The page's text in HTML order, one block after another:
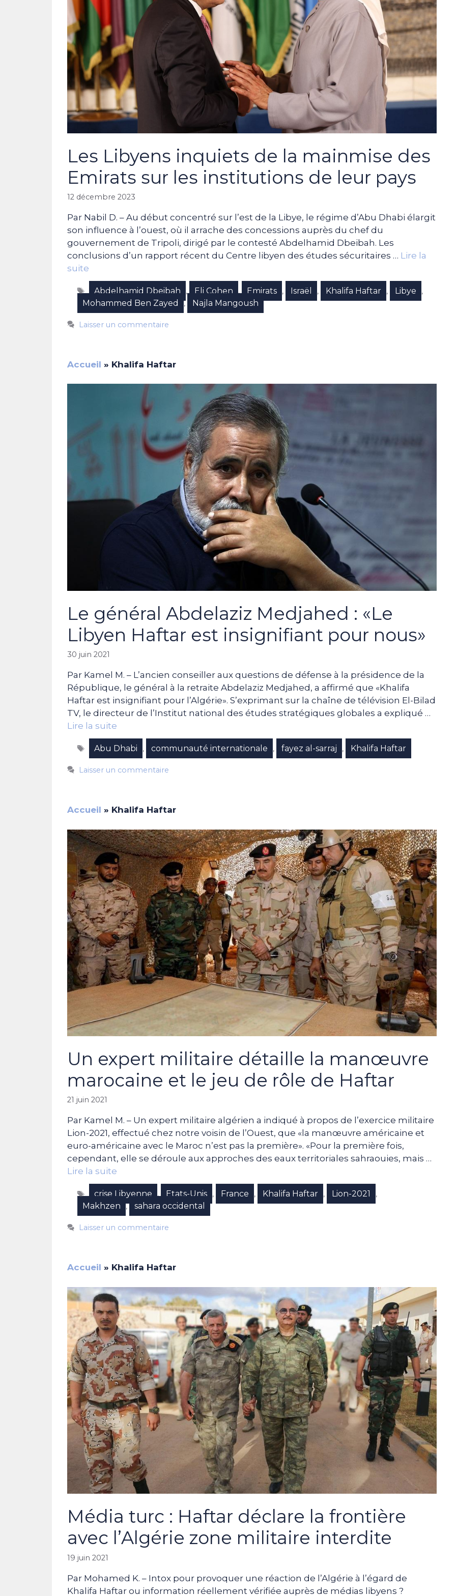
Les Libyens inquiets de la mainmise des
Emirats sur les institutions de leur pays
12 décembre 2023
Par Nabil D. – Au début concentré sur l’est de la Libye, le régime d’Abu Dhabi élargit
son influence à l’ouest, où il arrache des concessions auprès du chef du
gouvernement de Tripoli, dirigé par le contesté Abdelhamid Dbeibah. Les
conclusions d’un rapport récent du Centre libyen des études sécuritaires … Lire la
suite
Étiquettes
Abdelhamid Dbeibah , Eli Cohen , Emirats , Israël , Khalifa Haftar , Libye ,
Mohammed Ben Zayed , Najla Mangoush
Laisser un commentaire
Accueil » Khalifa Haftar
Le général Abdelaziz Medjahed : «Le
Libyen Haftar est insignifiant pour nous»
30 juin 2021
Par Kamel M. – L’ancien conseiller aux questions de défense à la présidence de la
République, le général à la retraite Abdelaziz Medjahed, a affirmé que «Khalifa
Haftar est insignifiant pour l’Algérie». S’exprimant sur la chaîne de télévision El-Bilad
TV, le directeur de l’Institut national des études stratégiques globales a expliqué …
Lire la suite
Étiquettes
Abu Dhabi , communauté internationale , fayez al-sarraj , Khalifa Haftar
Laisser un commentaire
Accueil » Khalifa Haftar
Un expert militaire détaille la manœuvre
marocaine et le jeu de rôle de Haftar
21 juin 2021
Par Kamel M. – Un expert militaire algérien a indiqué à propos de l’exercice militaire
Lion-2021, effectué chez notre voisin de l’Ouest, que «la manœuvre américaine et
euro-américaine avec le Maroc n’est pas la première». «Pour la première fois,
cependant, elle se déroule aux approches des eaux territoriales sahraouies, mais …
Lire la suite
Étiquettes
crise Libyenne , Etats-Unis , France , Khalifa Haftar , Lion-2021 ,
Makhzen , sahara occidental
Laisser un commentaire
Accueil » Khalifa Haftar
Média turc : Haftar déclare la frontière
avec l’Algérie zone militaire interdite
19 juin 2021
Par Mohamed K. – Intox pour provoquer une réaction de l’Algérie à l’égard de
Khalifa Haftar ou information réellement vérifiée auprès de médias libyens ?